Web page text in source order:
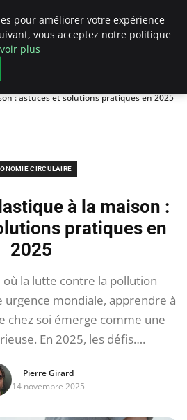
: astuces et solutions pratiques en 2025
CIRCULAIRE
à la maison :
pratiques en
2025
la lutte contre la pollution
urgence mondiale, apprendre à
chez soi émerge comme une
En 2025, les défis….
Pierre Girard
14 novembre 2025
pour améliorer votre expérience
vous acceptez notre politique
plus